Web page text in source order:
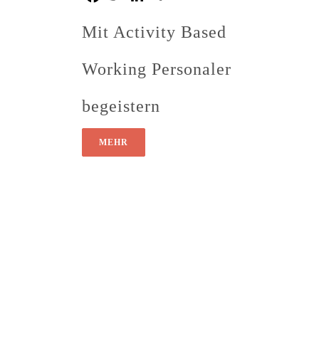
Mit Activity Based
Working Personaler
begeistern
MEHR